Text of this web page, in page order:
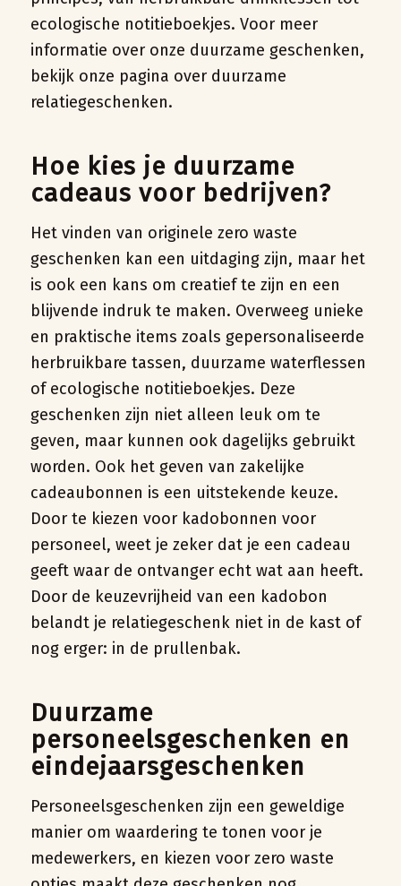
ecologische notitieboekjes. Voor meer
informatie over onze duurzame geschenken,
bekijk onze pagina over duurzame
relatiegeschenken.
Hoe kies je duurzame
cadeaus voor bedrijven?
Het vinden van originele zero waste
geschenken kan een uitdaging zijn, maar het
is ook een kans om creatief te zijn en een
blijvende indruk te maken. Overweeg unieke
en praktische items zoals gepersonaliseerde
herbruikbare tassen, duurzame waterflessen
of ecologische notitieboekjes. Deze
geschenken zijn niet alleen leuk om te
geven, maar kunnen ook dagelijks gebruikt
worden. Ook het geven van zakelijke
cadeaubonnen is een uitstekende keuze.
Door te kiezen voor kadobonnen voor
personeel, weet je zeker dat je een cadeau
geeft waar de ontvanger echt wat aan heeft.
Door de keuzevrijheid van een kadobon
belandt je relatiegeschenk niet in de kast of
nog erger: in de prullenbak.
Duurzame
personeelsgeschenken en
eindejaarsgeschenken
Personeelsgeschenken zijn een geweldige
manier om waardering te tonen voor je
medewerkers, en kiezen voor zero waste